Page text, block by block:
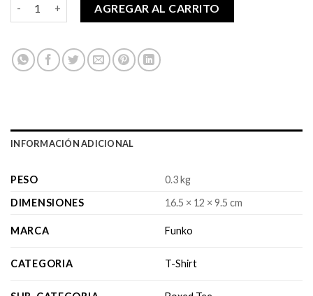
AGREGAR AL CARRITO
INFORMACIÓN ADICIONAL
PESO
0.3 kg
DIMENSIONES
16.5 × 12 × 9.5 cm
MARCA Funko
CATEGORIA T-Shirt